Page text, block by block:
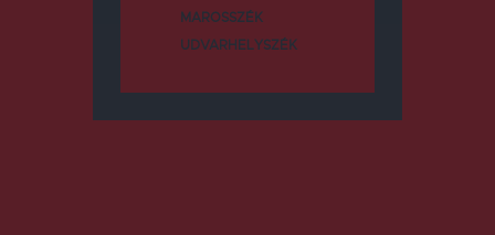
MAROSSZÉK
UDVARHELYSZÉK